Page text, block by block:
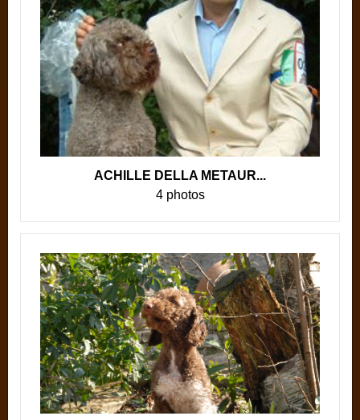
ACHILLE DELLA METAUR...
4 photos